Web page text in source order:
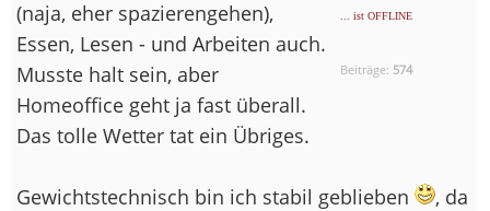
... ist OFFLINE
Beiträge: 574
(naja, eher spazierengehen),
Essen, Lesen - und Arbeiten auch.
Musste halt sein, aber
Homeoffice geht ja fast überall.
Das tolle Wetter tat ein Übriges.
Gewichtstechnisch bin ich stabil geblieben
, da